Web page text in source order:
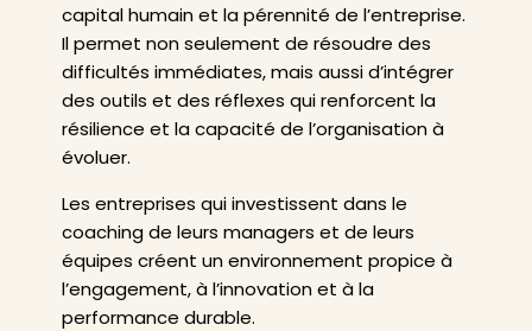
capital humain et la pérennité de l’entreprise.
Il permet non seulement de résoudre des
difficultés immédiates, mais aussi d’intégrer
des outils et des réflexes qui renforcent la
résilience et la capacité de l’organisation à
évoluer.
Les entreprises qui investissent dans le
coaching de leurs managers et de leurs
équipes créent un environnement propice à
l’engagement, à l’innovation et à la
performance durable.